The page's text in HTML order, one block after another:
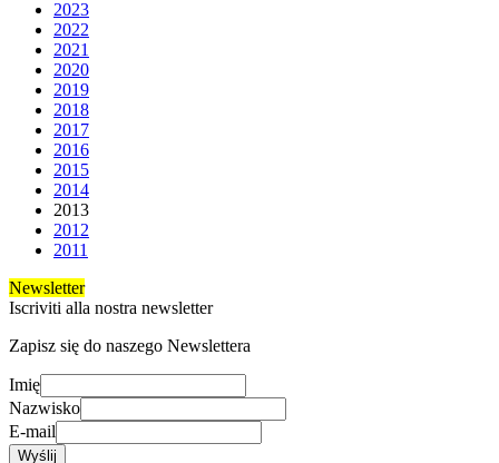
2023
2022
2021
2020
2019
2018
2017
2016
2015
2014
2013
2012
2011
Newsletter
Iscriviti alla nostra newsletter
Zapisz się do naszego Newslettera
Imię
Nazwisko
E-mail
Wyślij